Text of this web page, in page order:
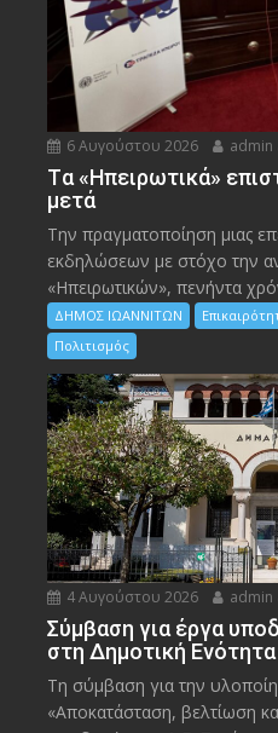
6 Αυγούστου 2026 admin
Tα «Ηπειρωτικά»
μετά
Την πραγματοποίηση μιας
εκδηλώσεων με στόχο την
«Ηπειρωτικών», πενήντα
ΔΗΜΟΣ ΙΩΑΝΝΙΤΩΝ
Πολιτισμός
4 Αυγούστου 2026 admin
Σύμβαση για έργα
στη Δημοτική
Τη σύμβαση για την
«Αποκατάσταση, βελτίωση